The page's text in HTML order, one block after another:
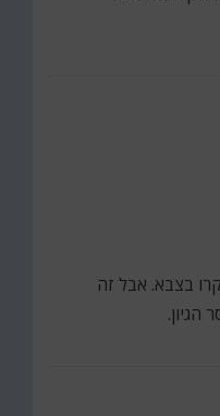
בצבא. אבל זה
הגיון.